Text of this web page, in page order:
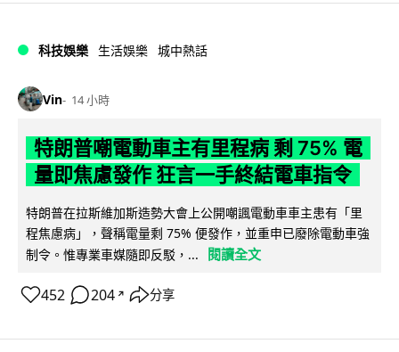
科技娛樂 生活娛樂 城中熱話
Vin 14 小時
特朗普嘲電動車主有里程病 剩 75% 電
量即焦慮發作 狂言一手終結電車指令
特朗普在拉斯維加斯造勢大會上公開嘲諷電動車車主患有「里
程焦慮病」，聲稱電量剩 75% 便發作，並重申已廢除電動車強
制令。惟專業車媒隨即反駁，...
閱讀全文
452 204 ↗ 分享